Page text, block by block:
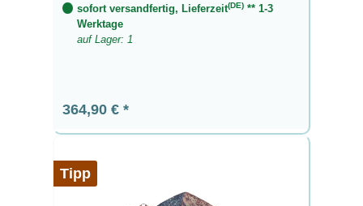
sofort versandfertig, Lieferzeit(DE)** 1-3
Werktage
auf Lager: 1
Regulärer Preis:
364,90 €
Tipp